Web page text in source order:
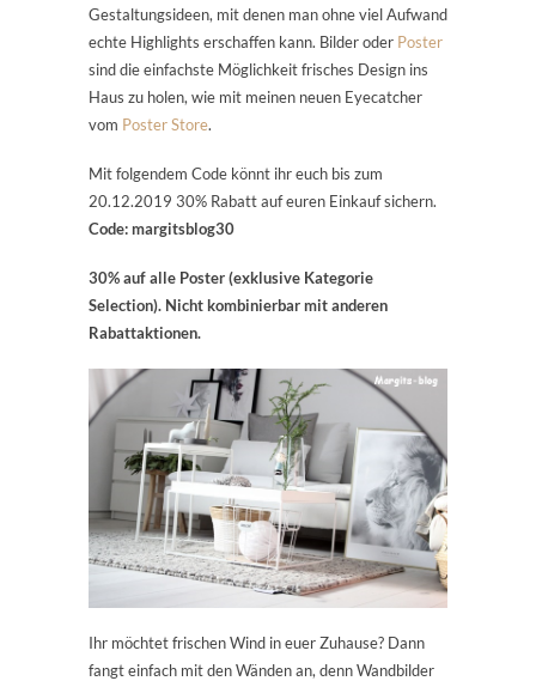
Gestaltungsideen, mit denen man ohne viel Aufwand
echte Highlights erschaffen kann. Bilder oder Poster
sind die einfachste Möglichkeit frisches Design ins
Haus zu holen, wie mit meinen neuen Eyecatcher
vom Poster Store.
Mit folgendem Code könnt ihr euch bis zum
20.12.2019 30% Rabatt auf euren Einkauf sichern.
Code: margitsblog30
30% auf alle Poster (exklusive Kategorie
Selection). Nicht kombinierbar mit anderen
Rabattaktionen.
Ihr möchtet frischen Wind in euer Zuhause? Dann
fangt einfach mit den Wänden an, denn Wandbilder